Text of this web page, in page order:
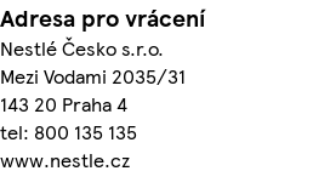
Adresa pro vrácení
Nestlé Česko s.r.o.
Mezi Vodami 2035/31
143 20 Praha 4
tel: 800 135 135
www.nestle.cz